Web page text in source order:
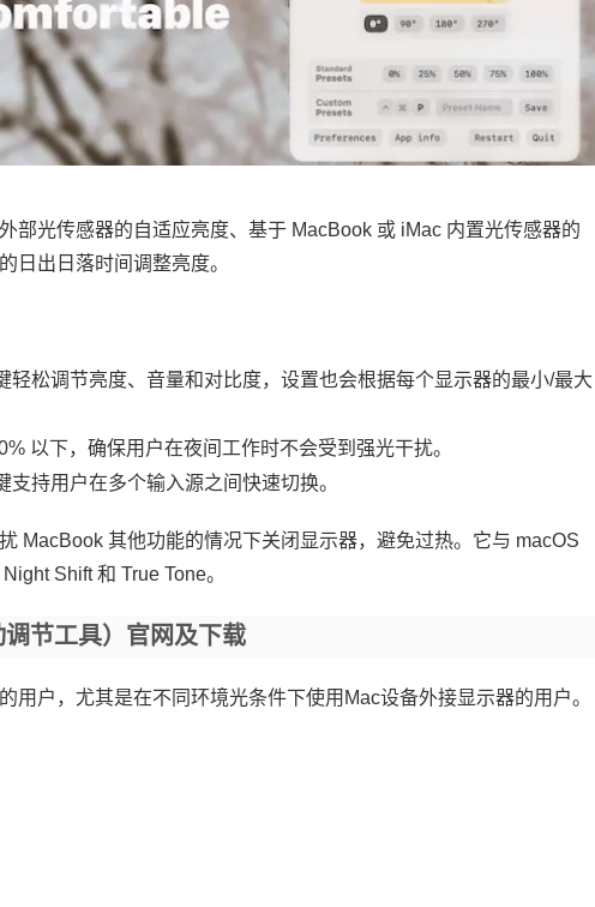
部光传感器的自适应亮度、基于 MacBook 或 iMac 内置光传感器的
日出日落时间调整亮度。
轻松调节亮度、音量和对比度，设置也会根据每个显示器的最小/最大
以下，确保用户在夜间工作时不会受到强光干扰。
支持用户在多个输入源之间快速切换。
MacBook 其他功能的情况下关闭显示器，避免过热。它与 macOS
Shift 和 True Tone。
节工具）官网及下载
用户，尤其是在不同环境光条件下使用Mac设备外接显示器的用户。